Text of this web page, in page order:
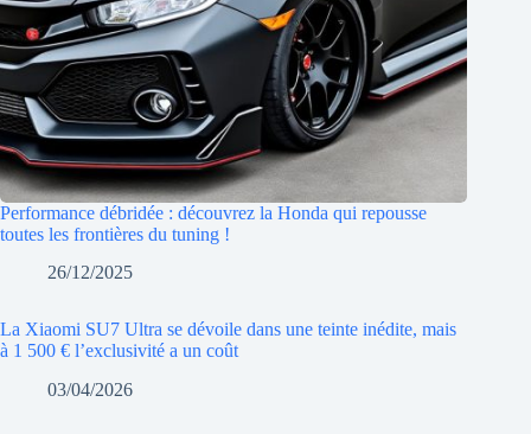
Performance débridée : découvrez la Honda qui repousse
toutes les frontières du tuning !
26/12/2025
La Xiaomi SU7 Ultra se dévoile dans une teinte inédite, mais
à 1 500 € l’exclusivité a un coût
03/04/2026